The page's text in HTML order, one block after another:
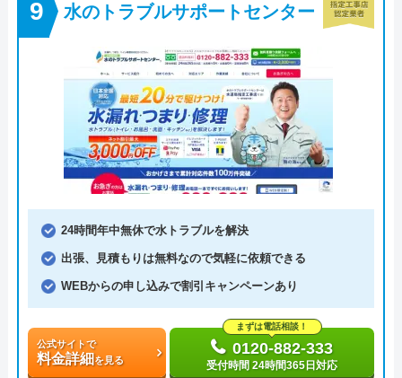
水のトラブルサポートセンター
24時間年中無休で水トラブルを解決
出張、見積もりは無料なので気軽に依頼できる
WEBからの申し込みで割引キャンペーンあり
公式サイトで
料金詳細を見る
まずは電話相談！
0120-882-333
受付時間 24時間365日対応